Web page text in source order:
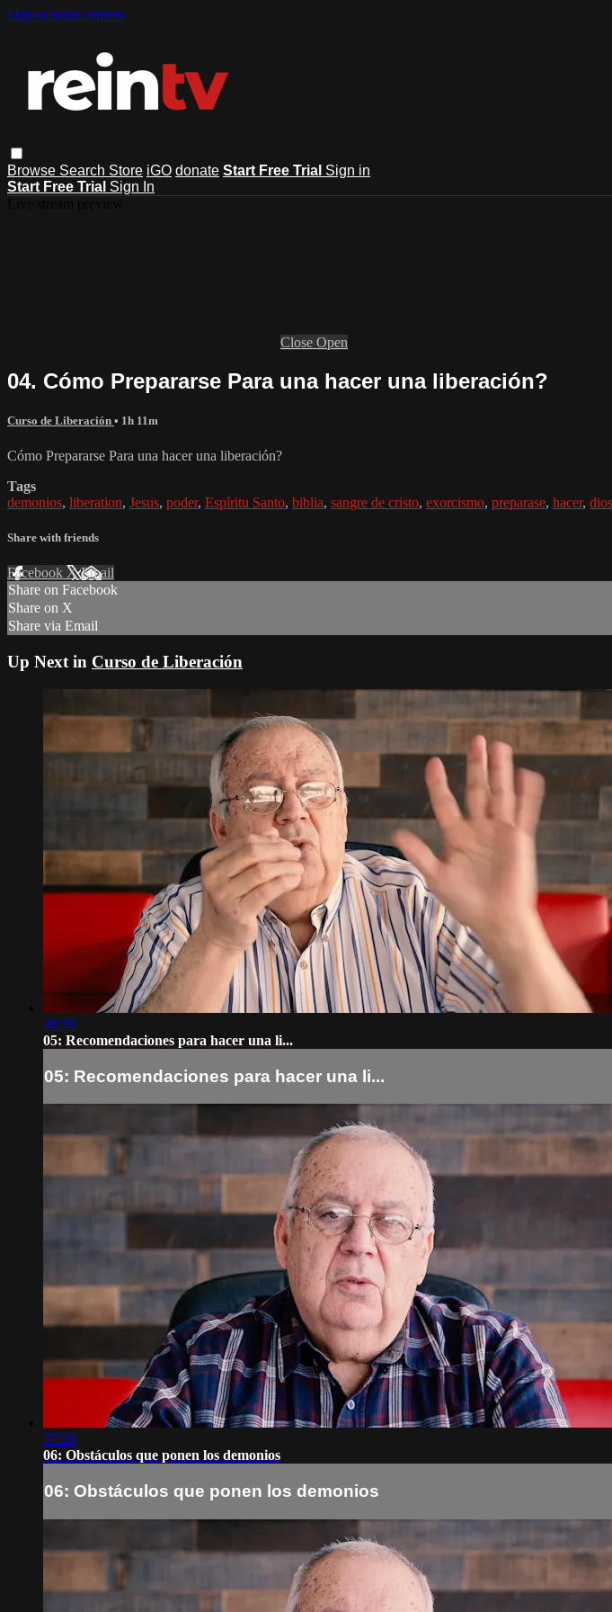
Skip to main content
Browse Search Store iGO donate Start Free Trial Sign in
Start Free Trial Sign In
Close Open
04. Cómo Prepararse Para una hacer una liberación?
Curso de Liberación • 1h 11m
Cómo Prepararse Para una hacer una liberación?
Tags
demonios, liberation, Jesus, poder, Espíritu Santo, biblia, sangre de cristo, exorcismo, preparase, hacer, dios
Share with friends
Facebook XEmail
Share on Facebook
Share on X
Share via Email
Up Next in Curso de Liberación
48:19
05: Recomendaciones para hacer una li...
05: Recomendaciones para hacer una li...
37:20
06: Obstáculos que ponen los demonios
06: Obstáculos que ponen los demonios